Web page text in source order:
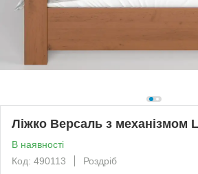
Ліжко Версаль з механізмом
В наявності
Код: 490113
Роздріб